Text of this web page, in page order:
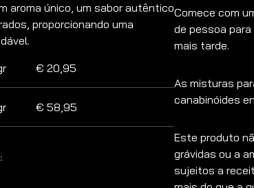
aroma único, um sabor autêntico
proporcionando uma
€ 20,95
€ 58,95
Comece com
de pessoa
mais tarde.
As misturas
canabinóides
Este produto
grávidas ou a
sujeitos a